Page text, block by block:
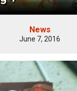
News
June 7, 2016